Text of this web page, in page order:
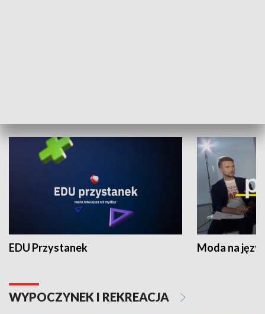
EDU Przystanek Moda na
WYPOCZYNEK I REKREACJA